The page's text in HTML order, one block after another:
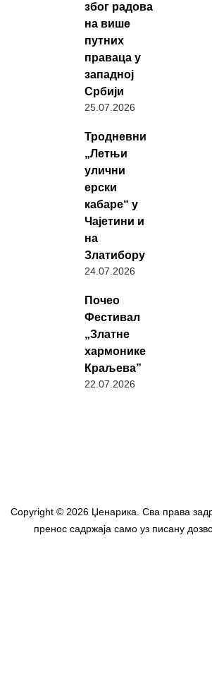
због радова
на више
путних
праваца у
западној
Србији
25.07.2026
Тродневни
„Летњи
улични
ерски
кабаре“ у
Чајетини и
на
Златибору
24.07.2026
Почео
Фестивал
„Златне
хармонике
Краљева”
22.07.2026
Copyright © 2026 Џенарика. Сва права
пренос садржаја само уз писану